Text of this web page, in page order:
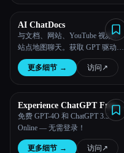
AI ChatDocs
与文档、网站、YouTube 视频和
站点地图聊天。获取 GPT 驱动的
见解！访问聊天记录，轻松管理
数据源，跟踪剩余请求，一流的
更多细节 → 访问 ↗︎
Experience ChatGPT Free
Online with OpenAI
ChatGPT 4o
免费 GPT-4O 和 ChatGPT 3.5
Online — 无需登录！
更多细节 → 访问 ↗︎